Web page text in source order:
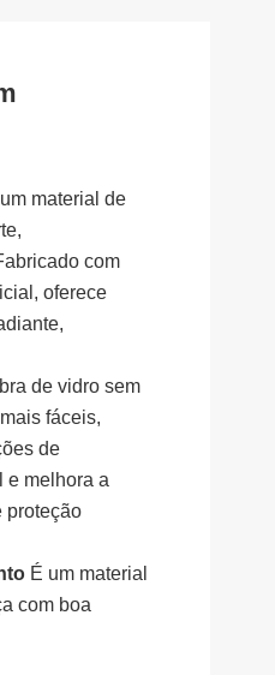
material de
com
oferece
de vidro sem
fáceis,
de
e melhora a
proteção
É um material
com boa